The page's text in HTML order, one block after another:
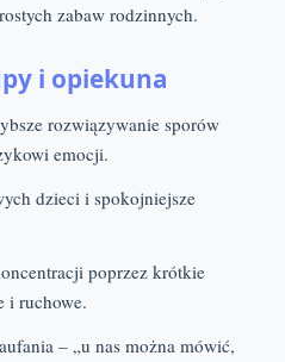
zabaw rodzinnych.
i opiekuna
rozwiązywanie sporów
emocji.
dzieci i spokojniejsze
poprzez krótkie
i ruchowe.
– „u nas można mówić,